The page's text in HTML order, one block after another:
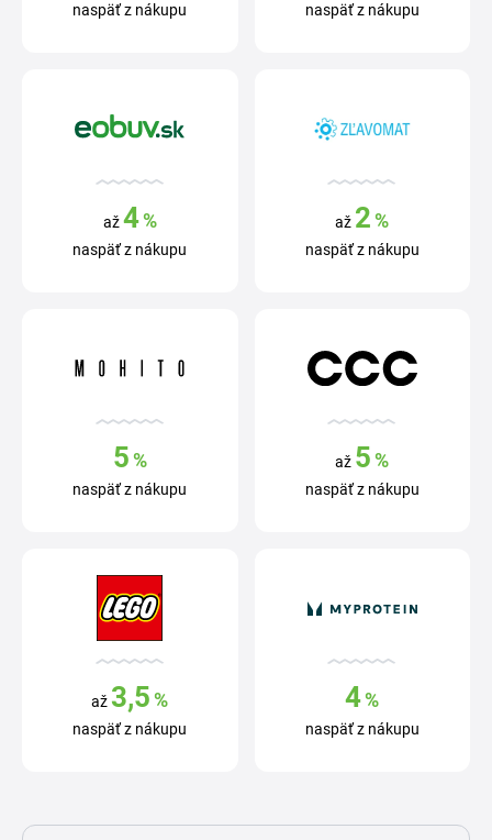
naspäť z nákupu naspäť z nákupu
až 4%
naspäť z nákupu
až 2 %
naspäť z nákupu
5%
naspäť z nákupu
až 5 %
naspäť z nákupu
až 3,5 %
naspäť z nákupu
4%
naspäť z nákupu